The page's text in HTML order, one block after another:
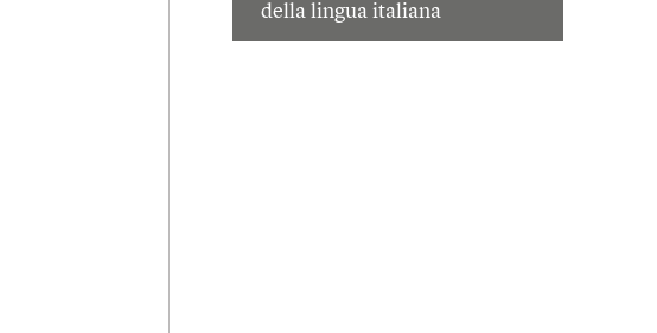
della lingua italiana